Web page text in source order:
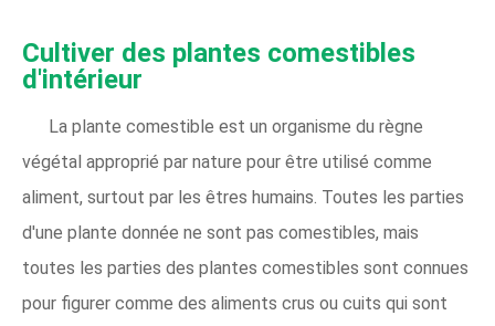
Cultiver des plantes comestibles
d'intérieur
La plante comestible est un organisme du règne
végétal approprié par nature pour être utilisé comme
aliment, surtout par les êtres humains. Toutes les parties
d'une plante donnée ne sont pas comestibles, mais
toutes les parties des plantes comestibles sont connues
pour figurer comme des aliments crus ou cuits qui sont